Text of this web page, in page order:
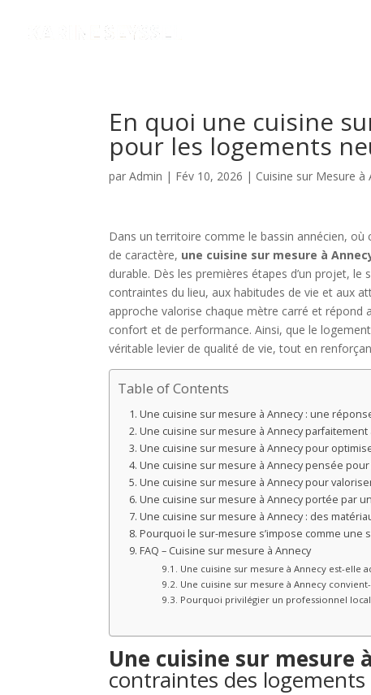
En quoi une cuisine
pour les logements
parAdmin | Fév 10, 2026 | Cuisine sur Mesure à
Dans un territoire comme le bassin annécien,
de caractère, une cuisine sur mesure à
durable. Dès les premières étapes d’un projet,
contraintes du lieu, aux habitudes de vie et aux
approche valorise chaque mètre carré et répond
confort et de performance. Ainsi, que le
véritable levier de qualité de vie, tout en
Table of Contents
Une cuisine sur mesure à Annecy : une
Une cuisine sur mesure à Annecy
Une cuisine sur mesure à Annecy pour
Une cuisine sur mesure à Annecy pensée
Une cuisine sur mesure à Annecy pour
Une cuisine sur mesure à Annecy portée par
Une cuisine sur mesure à Annecy : des
Pourquoi le sur-mesure s’impose comme une
FAQ – Cuisine sur mesure à Annecy
Une cuisine sur mesure à Annecy est-elle
Une cuisine sur mesure à Annecy
Pourquoi privilégier un professionnel
Une cuisine sur mesure
contraintes des logements